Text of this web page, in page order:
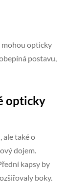
mohou opticky
postavu,
opticky
ale také o
dojem.
kapsy by
boky.